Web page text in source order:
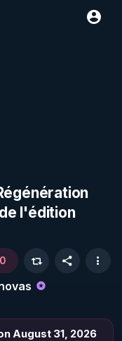
l'édition
0
August 31, 2026